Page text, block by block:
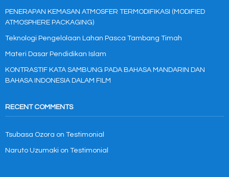
PENERAPAN KEMASAN ATMOSFER TERMODIFIKASI (MODIFIED
ATMOSPHERE PACKAGING)
Teknologi Pengelolaan Lahan Pasca Tambang Timah
Materi Dasar Pendidikan Islam
KONTRASTIF KATA SAMBUNG PADA BAHASA MANDARIN DAN
BAHASA INDONESIA DALAM FILM
RECENT COMMENTS
Tsubasa Ozora on Testimonial
Naruto Uzumaki on Testimonial